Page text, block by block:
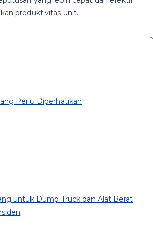
produktivitas unit.
Perlu Diperhatikan
untuk Dump Truck dan Alat Berat